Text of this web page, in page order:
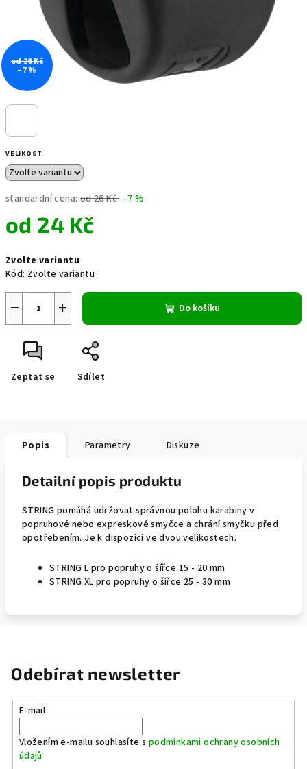
VELIKOST
standardní cena: od 26 Kč –7 %
od 24 Kč
cena:
Zvolte variantu
Kód: Zvolte variantu
+
− Do košíku
Zeptat se Sdílet
od 26 Kč
–7 %
Popis Parametry Diskuze
Detailní popis produktu
STRING pomáhá udržovat správnou polohu karabiny v
popruhové nebo expreskové smyčce a chrání smyčku před
opotřebením. Je k dispozici ve dvou velikostech.
STRING L pro popruhy o šířce 15 - 20 mm
STRING XL pro popruhy o šířce 25 - 30 mm
Odebírat newsletter
E-mail
Vložením e-mailu souhlasíte s podmínkami ochrany osobních
údajů